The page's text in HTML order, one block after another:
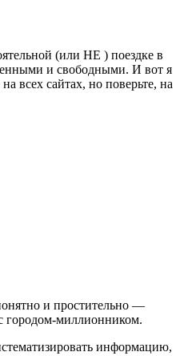
(или НЕ ) поездке в
и свободными. И вот я
всех сайтах, но поверьте, на
и простительно —
городом-миллионником.
информацию,